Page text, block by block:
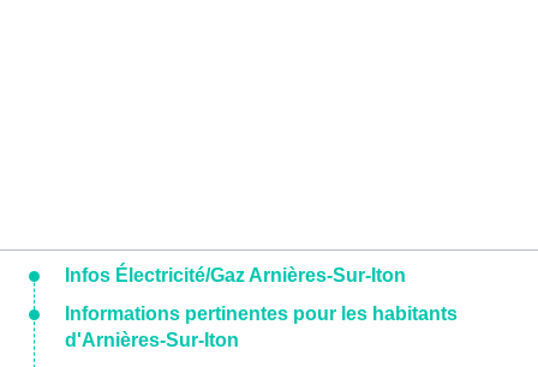
Infos Électricité/Gaz Arnières-Sur-Iton
Informations pertinentes pour les habitants
d'Arnières-Sur-Iton